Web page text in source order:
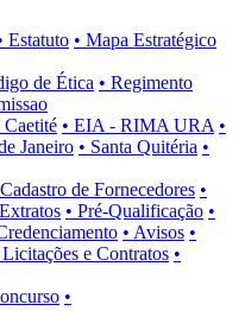
Canais
Estatuto • Mapa Estratégico
de Ética • Regimento
Caetité • EIA - RIMA URA •
Janeiro • Santa Quitéria •
de Fornecedores •
• Pré-Qualificação •
• Avisos •
e Contratos •
•